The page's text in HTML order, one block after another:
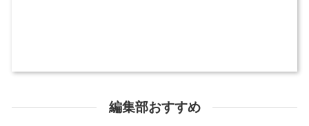
編集部おすすめ